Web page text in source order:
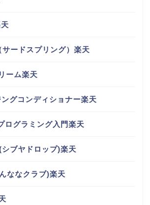
ードスプリング）楽天
ーム楽天
グコンディショナー楽天
ログラミング入門楽天
ブヤドロップ)楽天
ななクラブ)楽天